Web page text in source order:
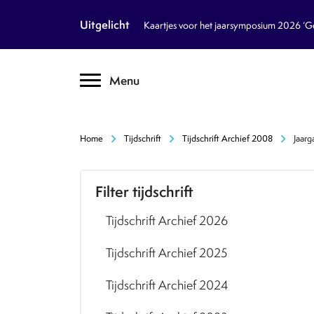
Uitgelicht Kaartjes voor het jaarsymposium 2026
Menu
Nieuws
inventory_2 Dossiers chevron_right
text_format Encyclopedie
textsms Over Ons
Contact
Volg ons op social media
Home chevron_right Tijdschrift chevron_right Tijdschrift Archief 2008 chevron_right
Filter tijdschrift
Tijdschrift Archief 2026
Tijdschrift Archief 2025
Tijdschrift Archief 2024